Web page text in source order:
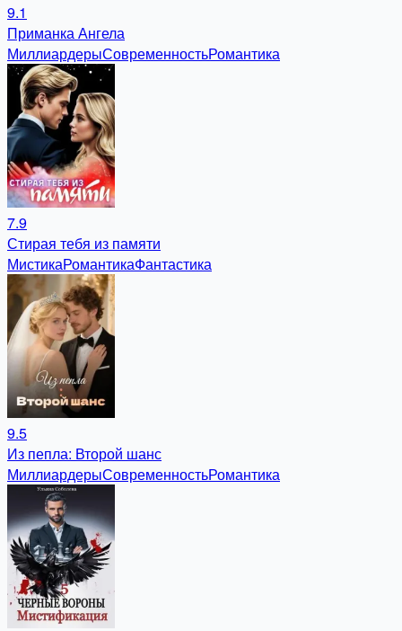
9.1
Приманка Ангела
МиллиардерыСовременностьРомантика
7.9
Стирая тебя из памяти
МистикаРомантикаФантастика
9.5
Из пепла: Второй шанс
МиллиардерыСовременностьРомантика